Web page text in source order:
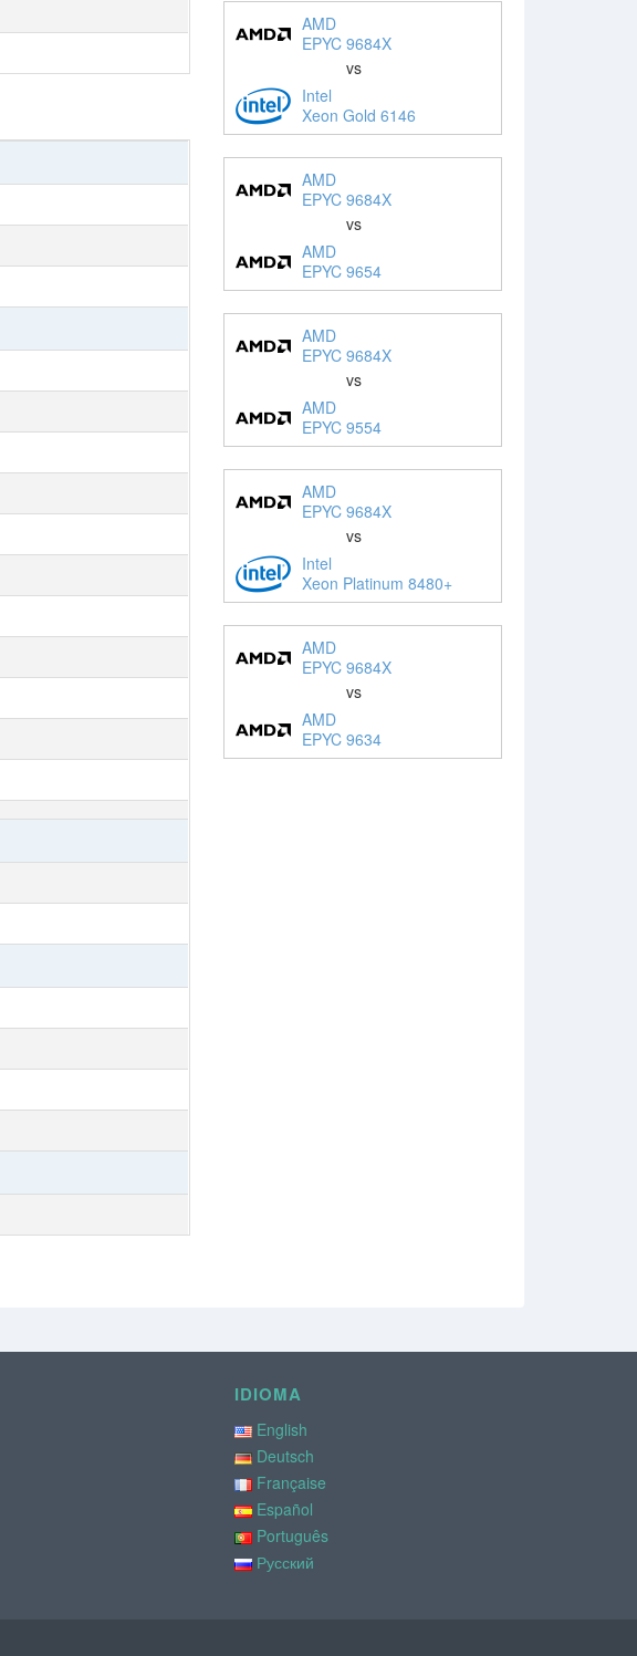
AMD
EPYC 9684X
vs
Intel
Xeon Gold 6146
AMD
EPYC 9684X
vs
AMD
EPYC 9654
AMD
EPYC 9684X
vs
AMD
EPYC 9554
AMD
EPYC 9684X
vs
Intel
Xeon Platinum 8480+
AMD
EPYC 9684X
vs
AMD
EPYC 9634
IDIOMA
English
Deutsch
Française
Español
Português
Русский